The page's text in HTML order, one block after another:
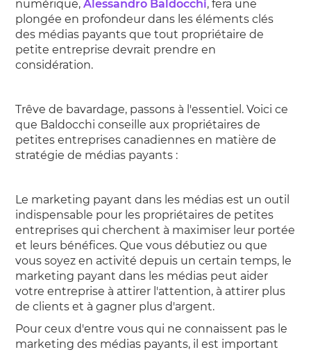
numérique,Alessandro Baldocchi, fera une
plongée en profondeur dans les éléments clés
des médias payants que tout propriétaire de
petite entreprise devrait prendre en
considération.
Trêve de bavardage, passons à l'essentiel. Voici ce
que Baldocchi conseille aux propriétaires de
petites entreprises canadiennes en matière de
stratégie de médias payants :
Le marketing payant dans les médias est un outil
indispensable pour les propriétaires de petites
entreprises qui cherchent à maximiser leur portée
et leurs bénéfices. Que vous débutiez ou que
vous soyez en activité depuis un certain temps, le
marketing payant dans les médias peut aider
votre entreprise à attirer l'attention, à attirer plus
de clients et à gagner plus d'argent.
Pour ceux d'entre vous qui ne connaissent pas le
marketing des médias payants, il est important